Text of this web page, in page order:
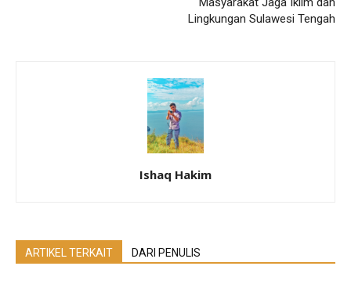
Lingkungan Sulawesi Tengah
Ishaq Hakim
ARTIKEL TERKAIT DARI PENULIS